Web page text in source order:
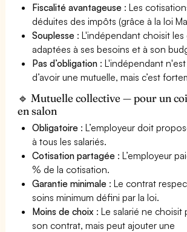
Fiscalité avantageuse : Les
déduites des impôts (grâce à la loi
Souplesse : L'indépendant choisit les
adaptées à ses besoins et à son
Pas d’obligation : L'indépendant
d’avoir une mutuelle, mais c’est
🔹 Mutuelle collective — pour un
en salon
Obligatoire : L’employeur doit
à tous les salariés.
Cotisation partagée : L’employeur
% de la cotisation.
Garantie minimale : Le contrat
soins minimum défini par la loi.
Moins de choix : Le salarié ne choisit
son contrat, mais peut ajouter une